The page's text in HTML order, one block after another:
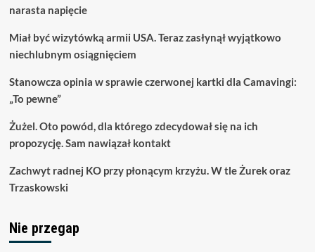
narasta napięcie
Miał być wizytówką armii USA. Teraz zasłynął wyjątkowo
niechlubnym osiągnięciem
Stanowcza opinia w sprawie czerwonej kartki dla Camavingi:
„To pewne”
Żużel. Oto powód, dla którego zdecydował się na ich
propozycję. Sam nawiązał kontakt
Zachwyt radnej KO przy płonącym krzyżu. W tle Żurek oraz
Trzaskowski
Nie przegap